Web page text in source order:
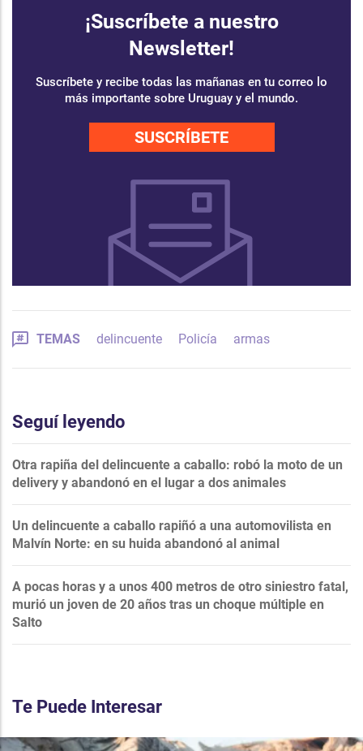
¡Suscríbete a nuestro
Newsletter!
Suscríbete y recibe todas las mañanas en tu correo lo
más importante sobre Uruguay y el mundo.
SUSCRÍBETE
TEMAS delincuente Policía armas
Seguí leyendo
Otra rapiña del delincuente a caballo: robó la moto de un
delivery y abandonó en el lugar a dos animales
Un delincuente a caballo rapiñó a una automovilista en
Malvín Norte: en su huida abandonó al animal
A pocas horas y a unos 400 metros de otro siniestro fatal,
murió un joven de 20 años tras un choque múltiple en
Salto
Te Puede Interesar